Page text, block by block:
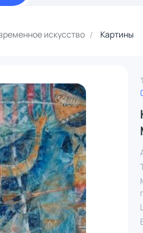
искусство Картины